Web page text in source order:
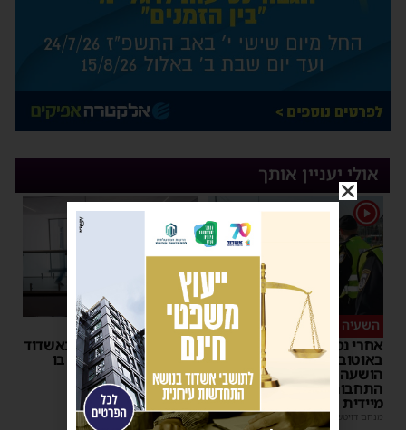
אולי יעניין אותך
1
השעיה מיידית
אחרי נסיעת האימים
באוטובוס מאשדוד: הנהג
הושעה מתפקידו – משרד
התחבורה הורה על בדיקה
מיידית
מנחם דויטש |
17:44
ליבו שב לפעום
אדם התמוטט בביתו באשדוד
– כוחות ההצלה ביצעו בו
פעולות החייאה
מנחם דויטש |
17:35